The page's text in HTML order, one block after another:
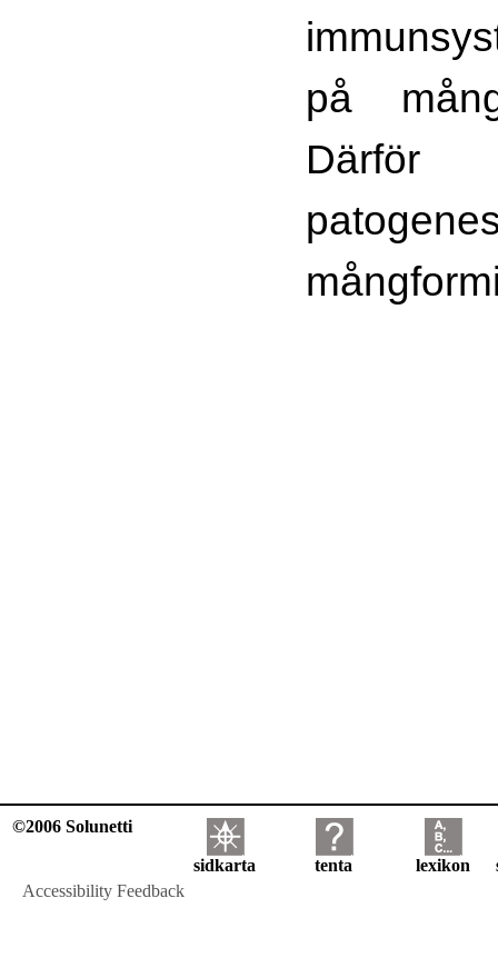
på
©2006 Solunetti
sidkarta tenta lexikon
Accessibility Feedback